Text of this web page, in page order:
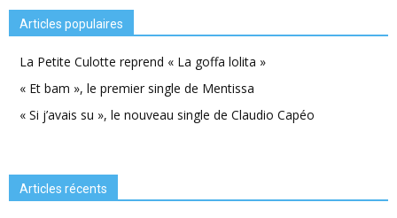
Articles populaires
La Petite Culotte reprend « La goffa lolita »
« Et bam », le premier single de Mentissa
« Si j’avais su », le nouveau single de Claudio Capéo
Articles récents